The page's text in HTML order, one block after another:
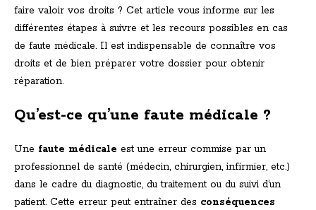
faire valoir vos droits ? Cet article vous informe sur les
différentes étapes à suivre et les recours possibles en cas
de faute médicale. Il est indispensable de connaître vos
droits et de bien préparer votre dossier pour obtenir
réparation.
Qu’est-ce qu’une faute médicale ?
Une faute médicale est une erreur commise par un
professionnel de santé (médecin, chirurgien, infirmier, etc.)
dans le cadre du diagnostic, du traitement ou du suivi d’un
patient. Cette erreur peut entraîner des conséquences